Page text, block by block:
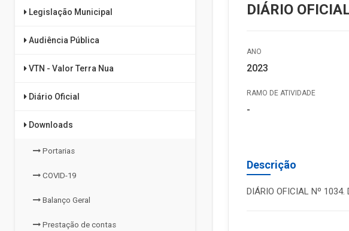
Legislação Municipal
Audiência Pública
VTN - Valor Terra Nua
Diário Oficial
Downloads
Portarias
COVID-19
Balanço Geral
Prestação de contas
DIÁRIO
ANO
2023
RAMO DE ATIVIDADE
-
Descrição
DIÁRIO OFICIAL Nº 1034.